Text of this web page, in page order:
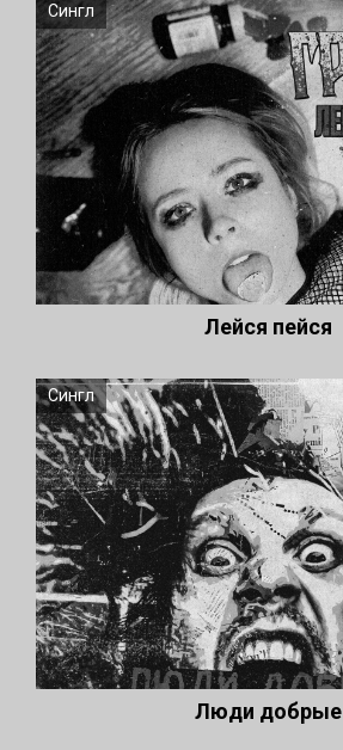
Сингл
Лейся пейся
Сингл
Люди добрые